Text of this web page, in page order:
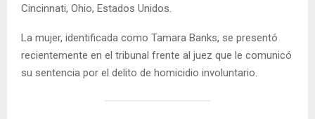
Cincinnati, Ohio, Estados Unidos.
La mujer, identificada como Tamara Banks, se presentó
recientemente en el tribunal frente al juez que le comunicó
su sentencia por el delito de homicidio involuntario.